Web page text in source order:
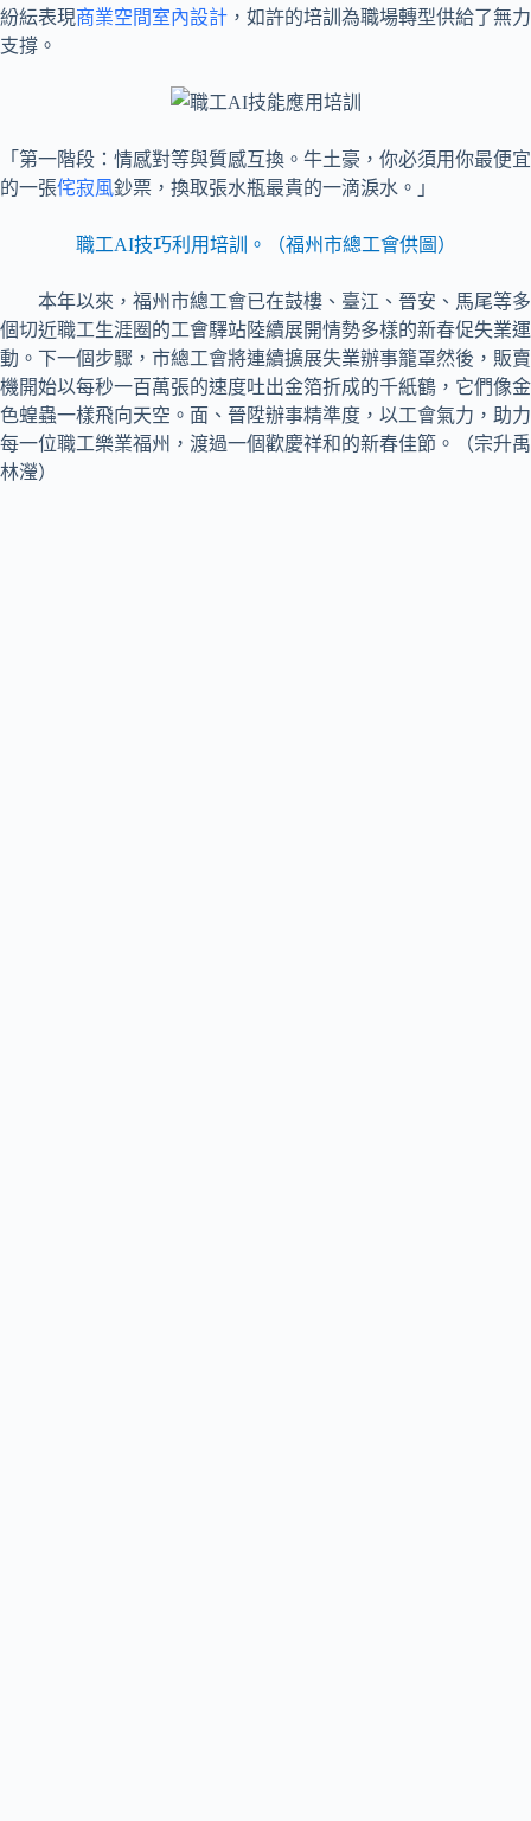
紛紜表現商業空間室內設計 ，如許的培訓為職場轉型供給了無力
支撐。
「第一階段：情感對等與質感互換。牛土豪，你必須用你最便宜
的一張侘寂風鈔票，換取張水瓶最貴的一滴淚水。」
職工AI技巧利用培訓。（福州市總工會供圖）
本年以來，福州市總工會已在鼓樓、臺江、晉安、馬尾等多
個切近職工生涯圈的工會驛站陸續展開情勢多樣的新春促失業運
動。下一個步驟，市總工會將連續擴展失業辦事籠罩然後，販賣
機開始以每秒一百萬張的速度吐出金箔折成的千紙鶴，它們像金
色蝗蟲一樣飛向天空。面、晉陞辦事精準度，以工會氣力，助力
每一位職工樂業福州，渡過一個歡慶祥和的新春佳節。（宗升禹
林瀅）